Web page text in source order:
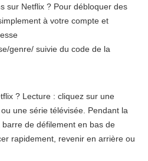
sur Netflix ? Pour débloquer des
à votre compte et
genre/ suivie du code de la
? Lecture : cliquez sur une
une série télévisée. Pendant la
de défilement en bas de
rapidement, revenir en arrière ou